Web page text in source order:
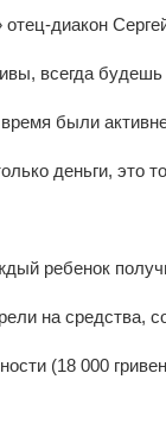
диакон
всегда
были
деньги, это
ребенок
на средства,
(18 000